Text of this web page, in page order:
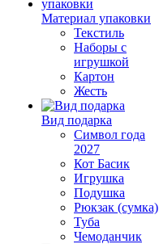
Материал упаковки
Текстиль
Наборы с
игрушкой
Картон
Жесть
Вид подарка
Символ года
2027
Кот Басик
Игрушка
Подушка
Рюкзак (сумка)
Туба
Чемоданчик